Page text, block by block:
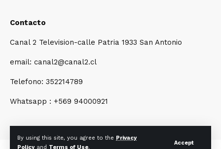
By using this site, you agree to the Privacy
Policyand Terms of Use.
Accept
Contacto
Canal 2 Television-calle Patria 1933 San Antonio
email: canal2@canal2.cl
Telefono: 352214789
Whatsapp : +569 94000921